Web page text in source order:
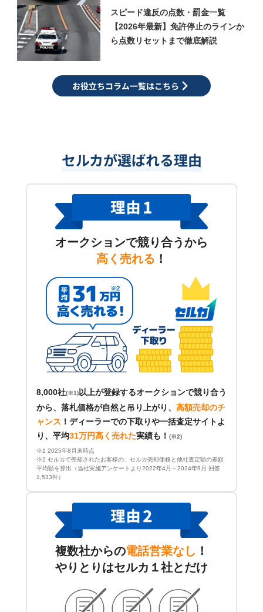
スピード違反の点数・罰金一覧
【2026年最新】免許停止のラインか
ら点数リセットまで徹底解説
お役立ちコラム一覧はこちら
セルカが選ばれる理由
オークションで競り合うから
高く売れる ！
8,000社(※1) 以上が登録するオークションで競り合う
から、落札価格が自然と吊り上がり、 高額売却のチ
ャンス ！ ディーラーでの下取りや一括査定サイトよ
り、平均31万円高く売れた実績も！ (※2)
※1 2025年8月末時点
※2 セルカで売却されたお客様の、セルカ売却価格と他社査定額の差額
平均額を算出（当社実施アンケートより2022年4月～2024年9月 回答
1,533件）
複数社からの電話営業なし ！
やりとりはセルカ１社とだけ